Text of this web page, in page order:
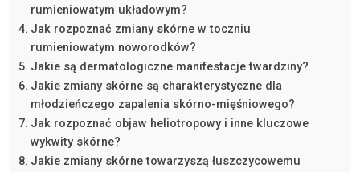
rumieniowatym układowym?
Jak rozpoznać zmiany skórne w toczniu
rumieniowatym noworodków?
Jakie są dermatologiczne manifestacje twardziny?
Jakie zmiany skórne są charakterystyczne dla
młodzieńczego zapalenia skórno-mięśniowego?
Jak rozpoznać objaw heliotropowy i inne kluczowe
wykwity skórne?
Jakie zmiany skórne towarzyszą łuszczycowemu